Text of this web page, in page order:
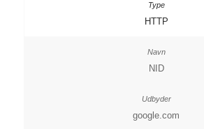
HTTP
NID
google.com